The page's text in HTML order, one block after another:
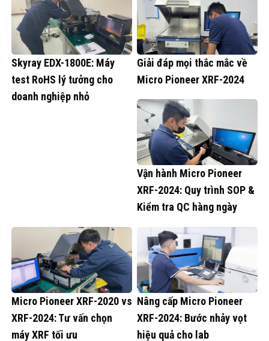
Skyray EDX-1800E: Máy
test RoHS lý tưởng cho
doanh nghiệp nhỏ
Giải đáp mọi thắc mắc về
Micro Pioneer XRF-2024
Vận hành Micro Pioneer
XRF-2024: Quy trình SOP &
Kiểm tra QC hàng ngày
Micro Pioneer XRF-2020 vs
XRF-2024: Tư vấn chọn
máy XRF tối ưu
Nâng cấp Micro Pioneer
XRF-2024: Bước nhảy vọt
hiệu quả cho lab